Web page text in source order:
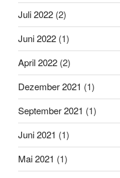
Juli 2022 (2)
Juni 2022 (1)
April 2022 (2)
Dezember 2021 (1)
September 2021 (1)
Juni 2021 (1)
Mai 2021 (1)